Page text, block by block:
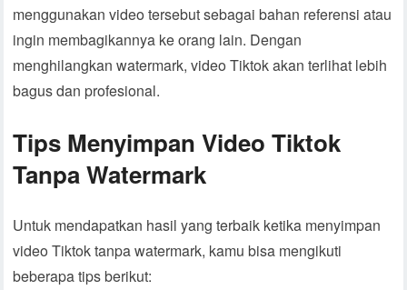
menggunakan video tersebut sebagai bahan referensi atau
ingin membagikannya ke orang lain. Dengan
menghilangkan watermark, video Tiktok akan terlihat lebih
bagus dan profesional.
Tips Menyimpan Video Tiktok
Tanpa Watermark
Untuk mendapatkan hasil yang terbaik ketika menyimpan
video Tiktok tanpa watermark, kamu bisa mengikuti
beberapa tips berikut: